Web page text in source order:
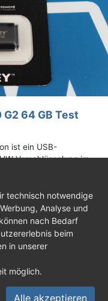
64 GB Test
ist ein USB-
Verschlüsselung im
im Praxistest
|Datenschutz |
technisch notwendige
Analyse und
nach Bedarf
beim
in unserer
möglich.
Alle akzeptieren